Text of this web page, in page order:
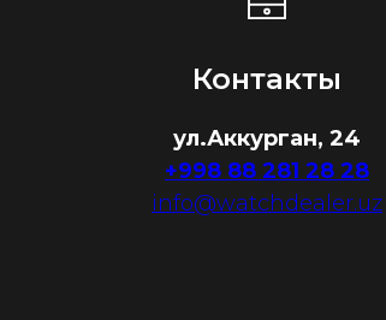
Контакты
ул.Аккурган, 24
+998 88 281 28 28
info@watchdealer.uz